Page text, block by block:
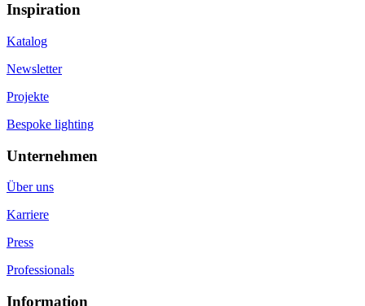
Inspiration
Katalog
Newsletter
Projekte
Bespoke lighting
Unternehmen
Über uns
Karriere
Press
Professionals
Information